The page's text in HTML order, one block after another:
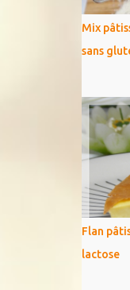
Mix
sans
Flan
lactose